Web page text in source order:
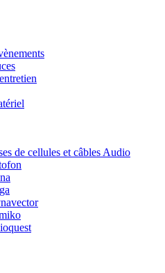
de cellules et câbles Audio